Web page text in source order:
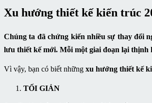
Xu hướng thiết kế kiến trúc
Chúng ta đã chứng kiến nhiều sự thay đổi
lưu thiết kế mới. Mỗi một giai đoạn lại
Vì vậy, bạn có biết những xu hướng thiết kế
TỐI GIẢN